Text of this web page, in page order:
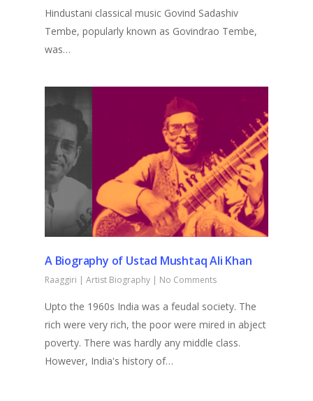
Hindustani classical music Govind Sadashiv
Tembe, popularly known as Govindrao Tembe,
was…
A Biography of Ustad Mushtaq Ali Khan
Raaggiri |Artist Biography | No Comments
Upto the 1960s India was a feudal society. The
rich were very rich, the poor were mired in abject
poverty. There was hardly any middle class.
However, India's history of…